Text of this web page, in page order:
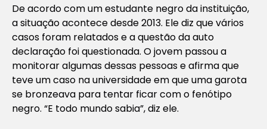
De acordo com um estudante negro da instituição,
a situação acontece desde 2013. Ele diz que vários
casos foram relatados e a questão da auto
declaração foi questionada. O jovem passou a
monitorar algumas dessas pessoas e afirma que
teve um caso na universidade em que uma garota
se bronzeava para tentar ficar com o fenótipo
negro. “E todo mundo sabia”, diz ele.